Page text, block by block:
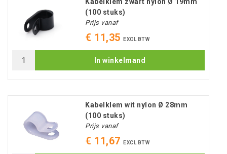
(100 stuks)
Prijs vanaf
€ 11,35 EXCL BTW
In winkelmand
Kabelklem wit nylon Ø 28mm
(100 stuks)
Prijs vanaf
€ 11,67 EXCL BTW